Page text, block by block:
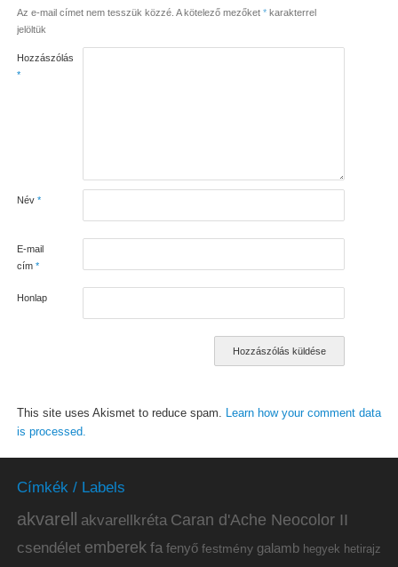
Az e-mail címet nem tesszük közzé. A kötelező mezőket *karakterrel
jelöltük
Hozzászólás
*
Név *
E-mail
cím *
Honlap
This site uses Akismet to reduce spam.
Learn how your comment data
is processed.
Címkék / Labels
akvarell akvarellkréta Caran d'Ache Neocolor II
csendélet emberek fa fenyő festmény galamb hegyek hetirajz